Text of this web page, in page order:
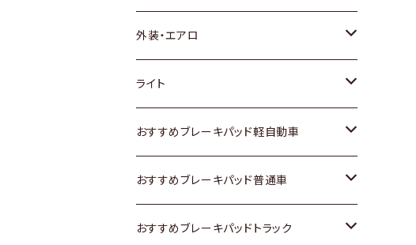
トヨタ
ホンダ
スズキ
日産
いすゞ
外装・エアロ
トヨタ
ホンダ
スズキ
日産
ライト
トヨタ
スズキ
日産
おすすめブレーキパッド軽自動車
トヨタ
ホンダ
おすすめブレーキパッド普通車
トヨタ
おすすめブレーキパッドトラック